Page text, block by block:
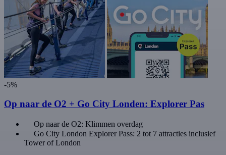
-5%
Op naar de O2 + Go City Londen: Explorer Pas
Op naar de O2: Klimmen overdag
Go City London Explorer Pass: 2 tot 7 attracties inclusief
Tower of London